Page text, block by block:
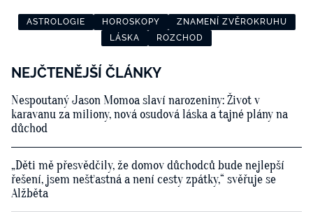
ASTROLOGIE HOROSKOPY
ZNAMENÍ ZVĚROKRUHU
LÁSKA
ROZCHOD
NEJČTENĚJŠÍ ČLÁNKY
Nespoutaný Jason Momoa slaví narozeniny: Život v
karavanu za miliony, nová osudová láska a tajné plány na
důchod
„Děti mě přesvědčily, že domov důchodců bude nejlepší
řešení, jsem nešťastná a není cesty zpátky,“ svěřuje se
Alžběta